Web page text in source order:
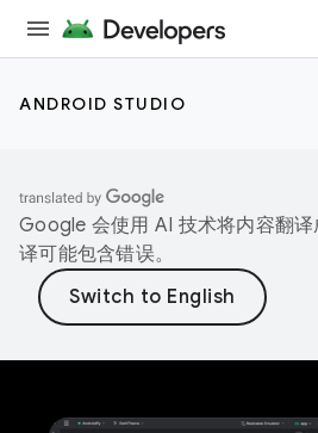
ANDROID STUDIO
Google 会使用 AI 技术将内容翻
译可能包含错误。